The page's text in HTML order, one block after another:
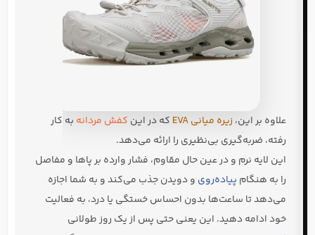
علاوه بر این، زیره میانی EVA که در این کفش مردانه به کار
رفته، ضربه‌گیری بی‌نظیری را ارائه می‌دهد.
این لایه نرم و در عین حال مقاوم، فشار وارده بر پاها و مفاصل
را به هنگام پیاده‌روی و دویدن جذب می‌کند و به شما اجازه
می‌دهد تا ساعت‌ها بدون احساس خستگی یا درد، به فعالیت
خود ادامه دهید. این یعنی حتی پس از یک روز طولانی